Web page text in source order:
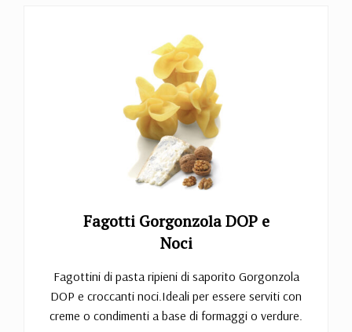
Fagotti Gorgonzola DOP e
Noci
Fagottini di pasta ripieni di saporito Gorgonzola
DOP e croccanti noci.Ideali per essere serviti con
creme o condimenti a base di formaggi o verdure.